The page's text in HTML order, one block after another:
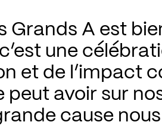
Grands A est
une
et de l’impact
peut avoir sur
cause